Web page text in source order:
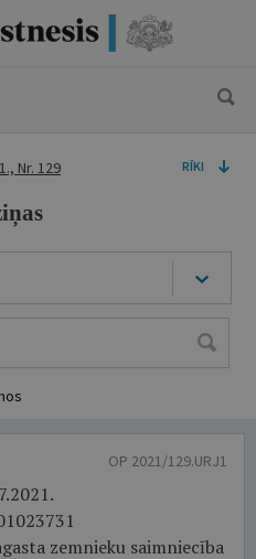
Nr. 129 RĪKI
OP 2021/129.URJ1
zemnieku saimniecība